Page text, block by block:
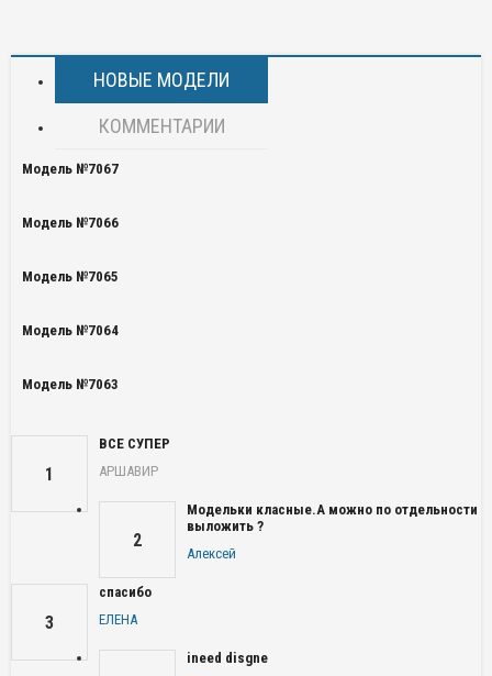
НОВЫЕ МОДЕЛИ
КОММЕНТАРИИ
Модель №7067
Модель №7066
Модель №7065
Модель №7064
Модель №7063
1
ВСЕ СУПЕР
АРШАВИР
2
Модельки класные.А можно по отдельности
выложить ?
Алексей
3
спасибо
ЕЛЕНА
ineed disgne